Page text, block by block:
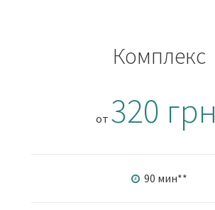
Комплекс
от 320 грн
90 мин**